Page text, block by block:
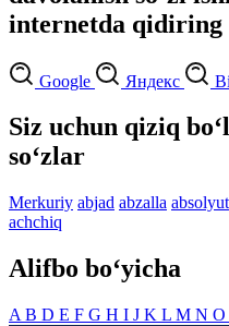
internetda qidiring
Google Яндекс
Siz uchun qiziq
so‘zlar
Merkuriy abjad abzalla absolyut
achchiq
Alifbo bo‘yicha
A B D E F G H I J K L M N O